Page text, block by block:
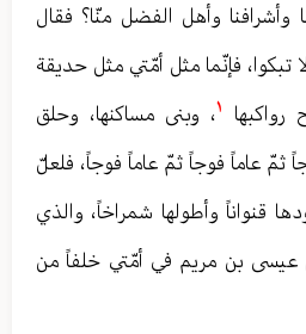
وأهل الفضل منّا؟ فقال
تبكوا، فإنّما مثل أمّتي مثل حديقة
، وبنى مساكنها، وحلق
ثمّ عاماً فوجاً ثمّ عاماً فوجاً، فلعلّ
قنواناً وأطولها شمراخاً، والذي
عيسى بن مريم في أمّتي خلفاً من